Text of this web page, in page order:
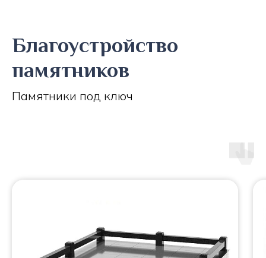
Благоустройство
памятников
Памятники под ключ